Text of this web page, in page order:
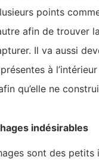
points
afin de trouver
Il va aussi
à
qu’elle ne
indésirables
sont des petits